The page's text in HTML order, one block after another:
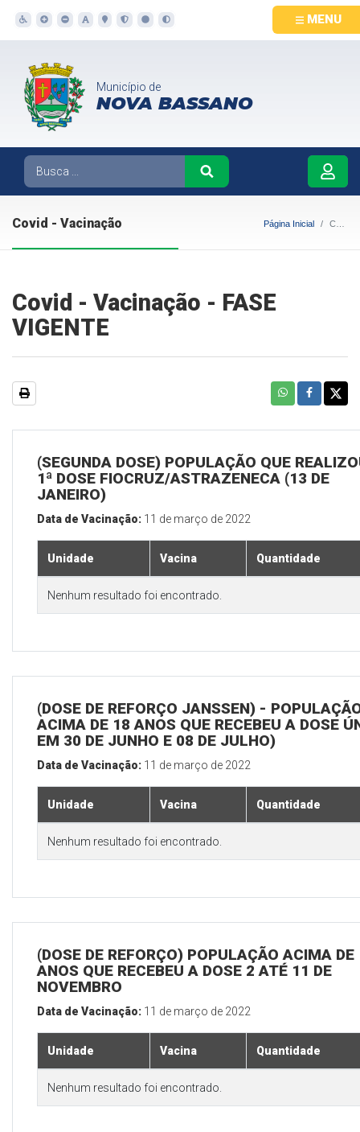
MENU
Município de
NOVA BASSANO
Covid - Vacinação Página Inicial Covid - Vacinação
Covid - Vacinação - FASE
VIGENTE
(SEGUNDA DOSE) POPULAÇÃO QUE
1ª DOSE FIOCRUZ/ASTRAZENECA (13 DE
JANEIRO)
Data de Vacinação: 11 de março de 2022
Unidade Vacina Quantidade
Nenhum resultado foi encontrado.
(DOSE DE REFORÇO JANSSEN) -
ACIMA DE 18 ANOS QUE RECEBEU A DOSE
EM 30 DE JUNHO E 08 DE JULHO)
Data de Vacinação: 11 de março de 2022
Unidade Vacina Quantidade
Nenhum resultado foi encontrado.
(DOSE DE REFORÇO) POPULAÇÃO ACIMA DE
ANOS QUE RECEBEU A DOSE 2 ATÉ 11 DE
NOVEMBRO
Data de Vacinação: 11 de março de 2022
Unidade Vacina Quantidade
Nenhum resultado foi encontrado.